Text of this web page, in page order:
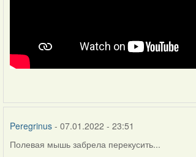
Peregrinus - 07.01.2022 - 23:51
Полевая мышь забрела перекусить...